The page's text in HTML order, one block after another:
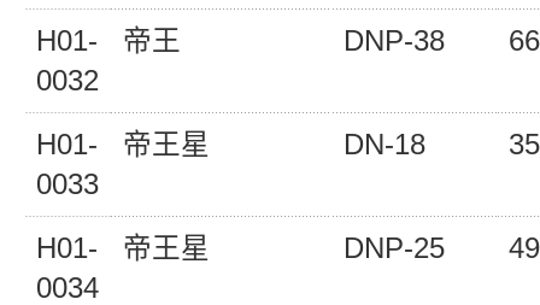
H01-
0032
帝王 DNP-38 66
H01-
0033
帝王星 DN-18 35
H01-
0034
帝王星 DNP-25 49